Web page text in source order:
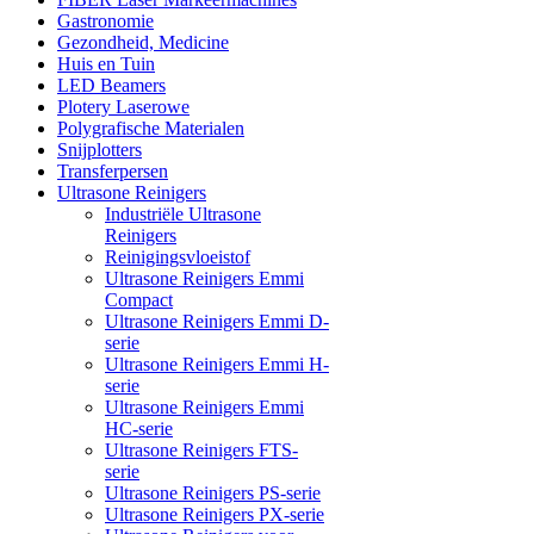
Gastronomie
Gezondheid, Medicine
Huis en Tuin
LED Beamers
Plotery Laserowe
Polygrafische Materialen
Snijplotters
Transferpersen
Ultrasone Reinigers
Industriële Ultrasone
Reinigers
Reinigingsvloeistof
Ultrasone Reinigers Emmi
Compact
Ultrasone Reinigers Emmi D-
serie
Ultrasone Reinigers Emmi H-
serie
Ultrasone Reinigers Emmi
HC-serie
Ultrasone Reinigers FTS-
serie
Ultrasone Reinigers PS-serie
Ultrasone Reinigers PX-serie